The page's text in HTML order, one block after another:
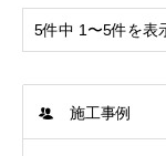
5件中 1〜5件を表
施工事例